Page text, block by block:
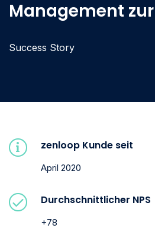
Management
Success Story
zenloop Kunde seit
April 2020
Durchschnittlicher NPS
+78